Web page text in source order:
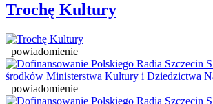
Trochę Kultury
powiadomienie
powiadomienie